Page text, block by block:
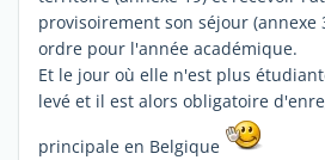
provisoirement son séjour (annexe
ordre pour l'année académique.
Et le jour où elle n'est plus
levé et il est alors obligatoire
principale en Belgique